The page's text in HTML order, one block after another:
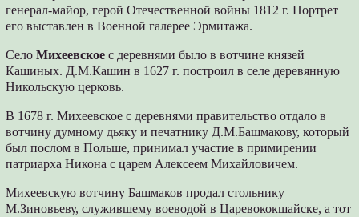
генерал-майор, герой Отечественной войны 1812 г. Портрет
его выставлен в Военной галерее Эрмитажа.
СелоМихеевское с деревнями было в вотчине князей
Кашиных. Д.М.Кашин в 1627 г. построил в селе деревянную
Никольскую церковь.
В 1678 г. Михеевское с деревнями правительство отдало в
вотчину думному дьяку и печатнику Д.М.Башмакову, который
был послом в Польше, принимал участие в примирении
патриарха Никона с царем Алексеем Михайловичем.
Михеевскую вотчину Башмаков продал стольнику
М.Зиновьеву, служившему воеводой в Царевококшайске, а тот